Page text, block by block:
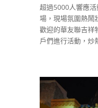
超過5000人響應
場，現場氛圍熱鬧
歡迎的華友聯吉祥
戶們進行活動，炒